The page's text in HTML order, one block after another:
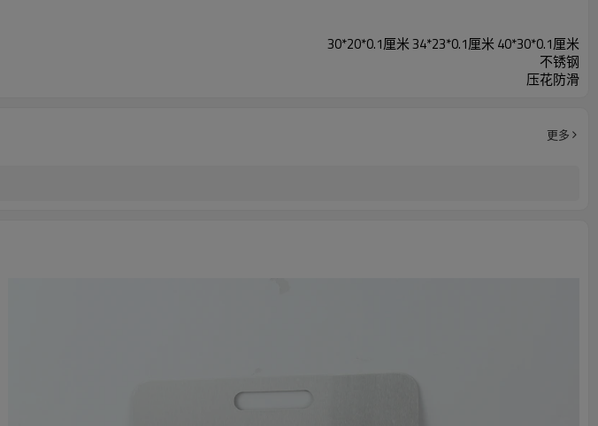
30*20*0.1厘米 34*23*0.1厘米 40*30*0.1厘米
不锈钢
压花防滑
更多